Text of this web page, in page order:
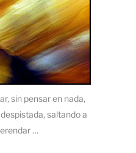
sin pensar en nada,
saltando a
…